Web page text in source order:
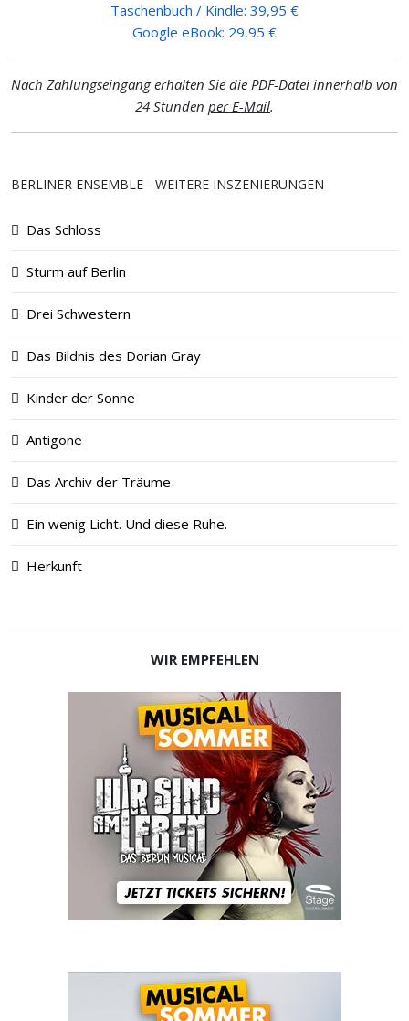
Taschenbuch / Kindle: 39,95 €
Google eBook: 29,95 €
Nach Zahlungseingang erhalten Sie die PDF-Datei innerhalb von
24 Stunden per E-Mail.
BERLINER ENSEMBLE - WEITERE INSZENIERUNGEN
Das Schloss
Sturm auf Berlin
Drei Schwestern
Das Bildnis des Dorian Gray
Kinder der Sonne
Antigone
Das Archiv der Träume
Ein wenig Licht. Und diese Ruhe.
Herkunft
WIR EMPFEHLEN